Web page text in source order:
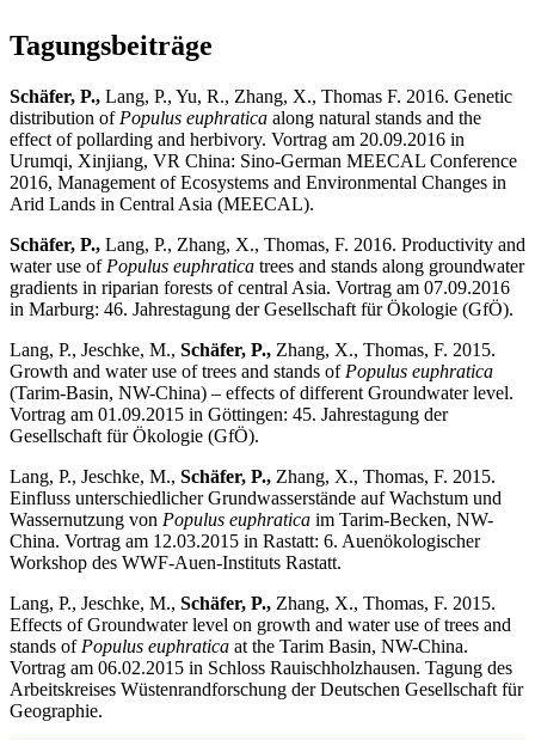
Tagungsbeiträge
Schäfer, P., Lang, P., Yu, R., Zhang, X., Thomas F. 2016. Genetic
distribution of Populus euphratica along natural stands and the
effect of pollarding and herbivory. Vortrag am 20.09.2016 in
Urumqi, Xinjiang, VR China: Sino-German MEECAL Conference
2016, Management of Ecosystems and Environmental Changes in
Arid Lands in Central Asia (MEECAL).
Schäfer, P., Lang, P., Zhang, X., Thomas, F. 2016. Productivity and
water use of Populus euphratica trees and stands along groundwater
gradients in riparian forests of central Asia. Vortrag am 07.09.2016
in Marburg: 46. Jahrestagung der Gesellschaft für Ökologie (GfÖ).
Lang, P., Jeschke, M., Schäfer, P., Zhang, X., Thomas, F. 2015.
Growth and water use of trees and stands of Populus euphratica
(Tarim-Basin, NW-China) – effects of different Groundwater level.
Vortrag am 01.09.2015 in Göttingen: 45. Jahrestagung der
Gesellschaft für Ökologie (GfÖ).
Lang, P., Jeschke, M., Schäfer, P., Zhang, X., Thomas, F. 2015.
Einfluss unterschiedlicher Grundwasserstände auf Wachstum und
Wassernutzung von Populus euphratica im Tarim-Becken, NW-
China. Vortrag am 12.03.2015 in Rastatt: 6. Auenökologischer
Workshop des WWF-Auen-Instituts Rastatt.
Lang, P., Jeschke, M., Schäfer, P., Zhang, X., Thomas, F. 2015.
Effects of Groundwater level on growth and water use of trees and
stands of Populus euphratica at the Tarim Basin, NW-China.
Vortrag am 06.02.2015 in Schloss Rauischholzhausen. Tagung des
Arbeitskreises Wüstenrandforschung der Deutschen Gesellschaft für
Geographie.